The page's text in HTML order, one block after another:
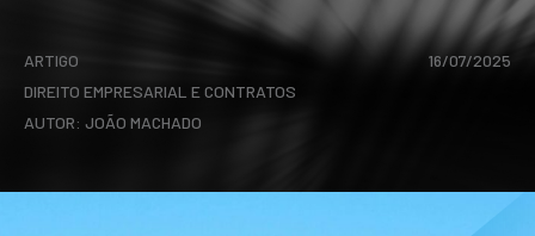
ARTIGO
DIREITO EMPRESARIAL E CONTRATOS
AUTOR: JOÃO MACHADO
16/07/2025